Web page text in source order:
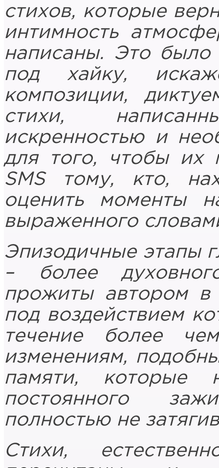
стихов, которые
интимность
написаны. Это было
под хайку,
композиции,
стихи,
искренностью и
для того, чтобы их
SMS тому, кто,
оценить моменты
выраженного
Эпизодичные этапы
– более
прожиты автором в
под воздействием
течение более
изменениям,
памяти, которые
постоянного
полностью не
Стихи,